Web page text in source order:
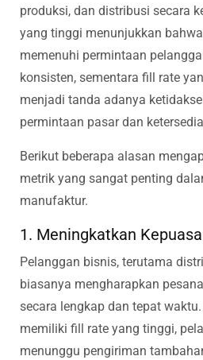
produksi, dan distribusi secara
yang tinggi menunjukkan
memenuhi permintaan
konsisten, sementara fill rate
menjadi tanda adanya
permintaan pasar dan
Berikut beberapa alasan
metrik yang sangat penting
manufaktur.
1. Meningkatkan
Pelanggan bisnis, terutama
biasanya mengharapkan
secara lengkap dan tepat
memiliki fill rate yang tinggi,
menunggu pengiriman